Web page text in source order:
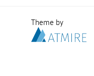
Theme by